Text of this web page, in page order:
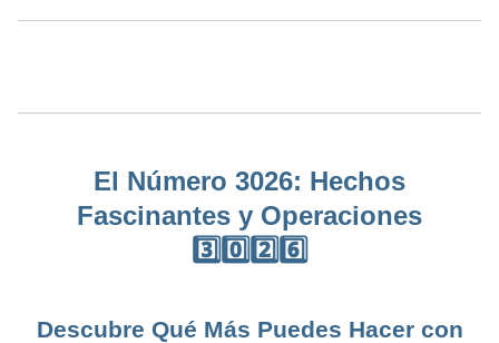
El Número 3026: Hechos
Fascinantes y Operaciones
3️⃣0️⃣2️⃣6️⃣
Descubre Qué Más Puedes Hacer con